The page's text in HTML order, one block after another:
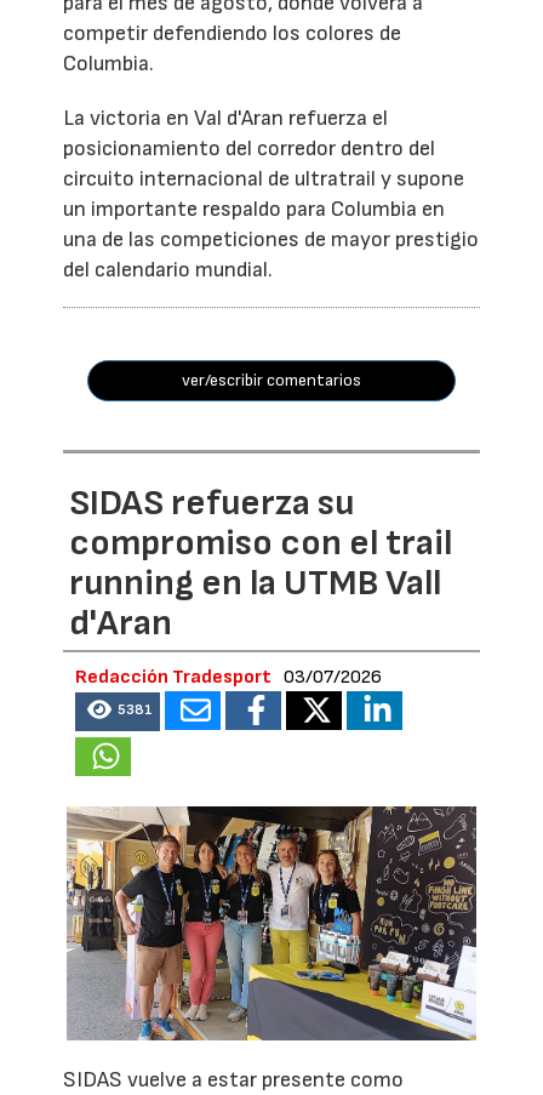
competir defendiendo los colores de
Columbia.
La victoria en Val d'Aran refuerza el
posicionamiento del corredor dentro del
circuito internacional de ultratrail y supone
un importante respaldo para Columbia en
una de las competiciones de mayor prestigio
del calendario mundial.
ver/escribir comentarios
SIDAS refuerza su
compromiso con el trail
running en la UTMB Vall
d'Aran
Redacción Tradesport 03/07/2026
5381
SIDAS vuelve a estar presente como